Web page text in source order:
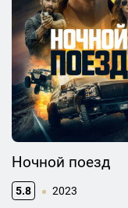
Ночной поезд
5.8 2023